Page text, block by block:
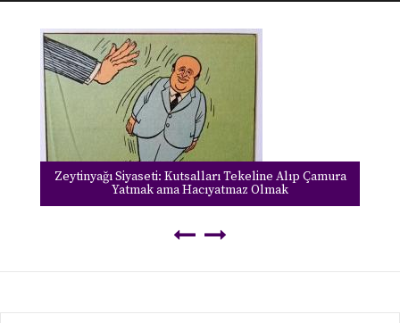
Zeytinyağı Siyaseti: Kutsalları Tekeline Alıp Çamura
Yatmak ama Hacıyatmaz Olmak